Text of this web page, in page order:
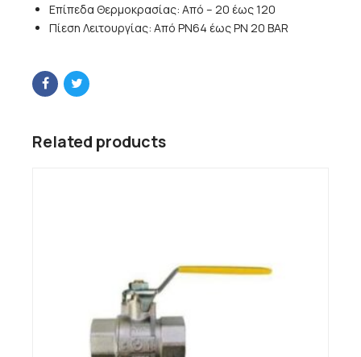
Επίπεδα Θερμοκρασίας: Από – 20 έως 120
Πίεση Λειτουργίας: Από PN64 έως ΡΝ 20 BAR
Related products